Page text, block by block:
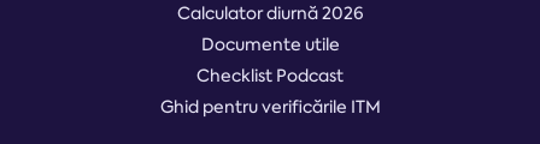
Calculator diurnă 2026
Documente utile
Checklist Podcast
Ghid pentru verificările ITM